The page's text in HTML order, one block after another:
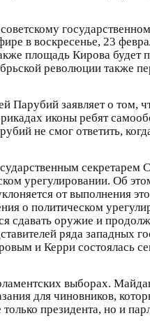
в воскресенье, 23
площадь Кирова будет
революции также
заявляет о том,
иконы ребят
не смог ответить,
урегулировании. Об
от выполнения
о политическом
сдавать оружие и
ряда западных
и Керри состоялась
выборах.
для чиновников,
президента, но и